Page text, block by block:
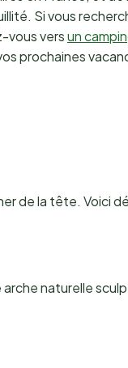
Si vous
vous versun
prochaines
de la tête. Voici
arche naturelle